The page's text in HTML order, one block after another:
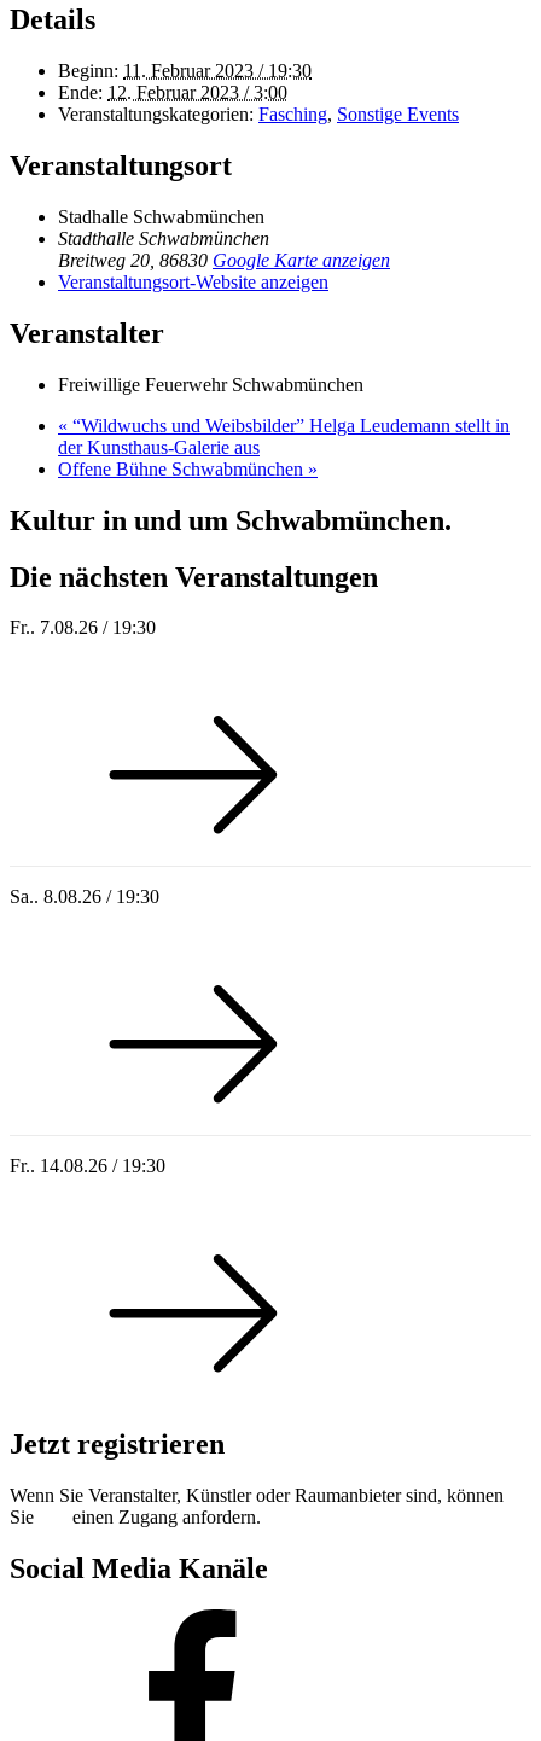
Details
Beginn: 11. Februar 2023 / 19:30
Ende: 12. Februar 2023 / 3:00
Veranstaltungskategorien: Fasching, Sonstige Events
Veranstaltungsort
Stadhalle Schwabmünchen
Stadthalle Schwabmünchen
Breitweg 20 86830 Google Karte anzeigen
Veranstaltungsort-Website anzeigen
Veranstalter
Freiwillige Feuerwehr Schwabmünchen
« “Wildwuchs und Weibsbilder” Helga Leudemann stellt in
der Kunsthaus-Galerie aus
Offene Bühne Schwabmünchen »
Kultur in und um Schwabmünchen.
Die nächsten Veranstaltungen
Fr.. 7.08.26 / 19:30
Sa.. 8.08.26 / 19:30
Fr.. 14.08.26 / 19:30
Jetzt registrieren
Wenn Sie Veranstalter, Künstler oder Raumanbieter sind, können
Sie
einen Zugang anfordern.
Social Media Kanäle